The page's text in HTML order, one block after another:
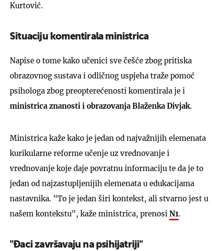
Kurtović.
Situaciju komentirala ministrica
Napise o tome kako učenici sve češće zbog pritiska
obrazovnog sustava i odličnog uspjeha traže pomoć
psihologa zbog preopterećenosti komentirala je i
ministrica znanosti i obrazovanja Blaženka Divjak.
Ministrica kaže kako je jedan od najvažnijih elemenata
kurikularne reforme učenje uz vrednovanje i
vrednovanje koje daje povratnu informaciju te da je to
jedan od najzastupljenijih elemenata u edukacijama
nastavnika. "To je jedan širi kontekst, ali stvarno jest u
našem kontekstu", kaže ministrica, prenosi N1.
"Đaci završavaju na psihijatriji"